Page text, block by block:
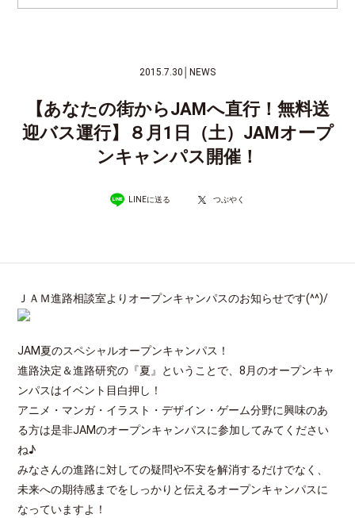
2015.7.30 NEWS
【あなたの街からJAMへ直行！無料送
迎バス運行】８月1日（土）JAMオープ
ンキャンパス開催！
LINEに送る つぶやく
ＪＡＭ進路相談室よりオープンキャンパスのお知らせです(^^)/
JAM夏のスペシャルオープンキャンパス！
進路決定＆進路研究の『夏』ということで、8月のオープンキャ
ンパスはイベント目白押し！
アニメ・マンガ・イラスト・デザイン・ゲーム分野に興味のあ
る方は是非JAMのオープンキャンパスに参加してみてください
ね♪
みなさんの進路に対しての疑問や不安を解消するだけでなく、
未来への期待感までをしっかりと伝えるオープンキャンパスに
なっていますよ！